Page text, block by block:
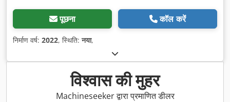
पूछना कॉल करें
निर्माण वर्ष: 2022, स्थिति:नया,
विश्वास की मुहर
Machineseeker द्वारा प्रमाणित डीलर